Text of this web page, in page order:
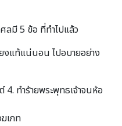
มี 5 ข้อ ที่ทําไปแล้ว
แท้แน่นอน ไปอบายอย่าง
4. ทําร้ายพระพุทธเจ้าจนห้อ
เภท